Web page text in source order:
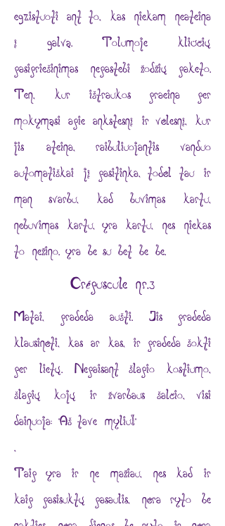
egzistuoti ant to, kas niekam neateina
į galvą. Tolumoje kliūčių
pasipriešinimas nepastebi žodžių paketo.
Ten, kur ištraukos praeina per
mokymąsi apie ankstesnį ir vėlesnį, kur
jis ateina, raibuliuojantis vanduo
automatiškai jį pasitinka, todėl tau ir
man svarbu, kad buvimas kartu,
nebuvimas kartu, yra kartu, nes niekas
to nežino. yra be su bet be be.
Crépuscule nr.3
Matai, pradeda aušti. Jis pradeda
klausinėti, kas ar kas, ir pradeda šokti
per lietų. Nepaisant šlapio kostiumo,
šlapių kojų ir žvarbaus šalčio, visi
dainuoja: "Aš tave myliu!"
,
Taip yra ir ne mažiau, nes kad ir
kaip pasisuktų pasaulis, nėra ryto be